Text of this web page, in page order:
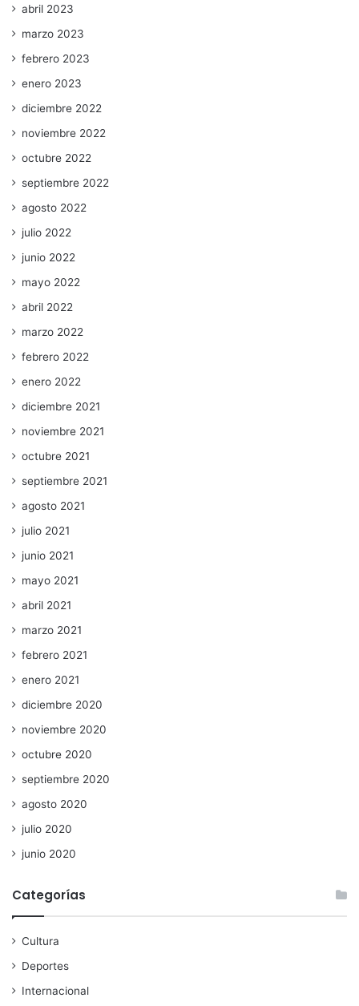
abril 2023
marzo 2023
febrero 2023
enero 2023
diciembre 2022
noviembre 2022
octubre 2022
septiembre 2022
agosto 2022
julio 2022
junio 2022
mayo 2022
abril 2022
marzo 2022
febrero 2022
enero 2022
diciembre 2021
noviembre 2021
octubre 2021
septiembre 2021
agosto 2021
julio 2021
junio 2021
mayo 2021
abril 2021
marzo 2021
febrero 2021
enero 2021
diciembre 2020
noviembre 2020
octubre 2020
septiembre 2020
agosto 2020
julio 2020
junio 2020
Categorías
Cultura
Deportes
Internacional